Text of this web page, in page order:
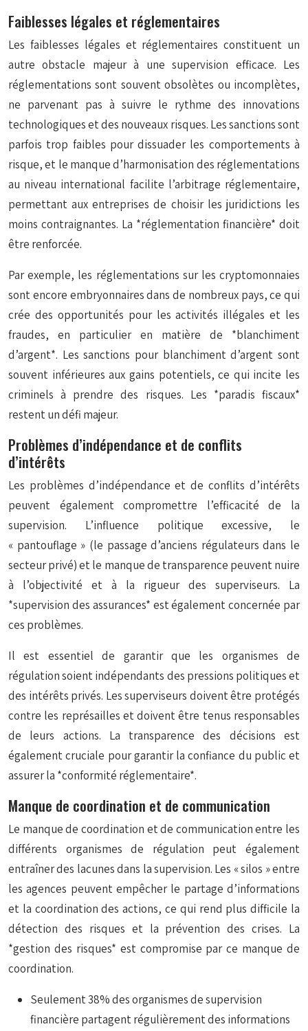
Faiblesses légales et réglementaires
Les faiblesses légales et réglementaires constituent un
autre obstacle majeur à une supervision efficace. Les
réglementations sont souvent obsolètes ou incomplètes,
ne parvenant pas à suivre le rythme des innovations
technologiques et des nouveaux risques. Les sanctions sont
parfois trop faibles pour dissuader les comportements à
risque, et le manque d’harmonisation des réglementations
au niveau international facilite l’arbitrage réglementaire,
permettant aux entreprises de choisir les juridictions les
moins contraignantes. La *réglementation financière* doit
être renforcée.
Par exemple, les réglementations sur les cryptomonnaies
sont encore embryonnaires dans de nombreux pays, ce qui
crée des opportunités pour les activités illégales et les
fraudes, en particulier en matière de *blanchiment
d’argent*. Les sanctions pour blanchiment d’argent sont
souvent inférieures aux gains potentiels, ce qui incite les
criminels à prendre des risques. Les *paradis fiscaux*
restent un défi majeur.
Problèmes d’indépendance et de conflits
d’intérêts
Les problèmes d’indépendance et de conflits d’intérêts
peuvent également compromettre l’efficacité de la
supervision. L’influence politique excessive, le
« pantouflage » (le passage d’anciens régulateurs dans le
secteur privé) et le manque de transparence peuvent nuire
à l’objectivité et à la rigueur des superviseurs. La
*supervision des assurances* est également concernée par
ces problèmes.
Il est essentiel de garantir que les organismes de
régulation soient indépendants des pressions politiques et
des intérêts privés. Les superviseurs doivent être protégés
contre les représailles et doivent être tenus responsables
de leurs actions. La transparence des décisions est
également cruciale pour garantir la confiance du public et
assurer la *conformité réglementaire*.
Manque de coordination et de communication
Le manque de coordination et de communication entre les
différents organismes de régulation peut également
entraîner des lacunes dans la supervision. Les « silos » entre
les agences peuvent empêcher le partage d’informations
et la coordination des actions, ce qui rend plus difficile la
détection des risques et la prévention des crises. La
*gestion des risques* est compromise par ce manque de
coordination.
Seulement 38% des organismes de supervision
financière partagent régulièrement des informations